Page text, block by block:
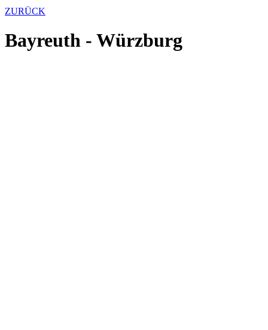
ZURÜCK
Bayreuth - Würzburg